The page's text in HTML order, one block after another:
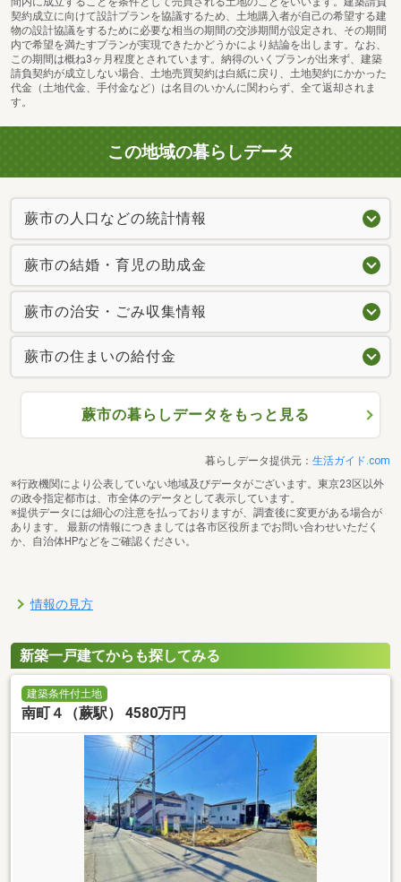
契約成立に向けて設計プランを協議するため、土地購入者が自己の希望する建
物の設計協議をするために必要な相当の期間の交渉期間が設定され、その期間
内で希望を満たすプランが実現できたかどうかにより結論を出します。なお、
この期間は概ね3ヶ月程度とされています。納得のいくプランが出来ず、建築
請負契約が成立しない場合、土地売買契約は白紙に戻り、土地契約にかかった
代金（土地代金、手付金など）は名目のいかんに関わらず、全て返却されま
す。
この地域の暮らしデータ
蕨市の人口などの統計情報
蕨市の結婚・育児の助成金
蕨市の治安・ごみ収集情報
蕨市の住まいの給付金
蕨市の暮らしデータをもっと見る
暮らしデータ提供元： 生活ガイド.com
※行政機関により公表していない地域及びデータがございます。東京23区以外
の政令指定都市は、市全体のデータとして表示しています。
※提供データには細心の注意を払っておりますが、調査後に変更がある場合が
あります。 最新の情報につきましては各市区役所までお問い合わせいただく
か、自治体HPなどをご確認ください。
情報の見方
新築一戸建てからも探してみる
建築条件付土地
南町４（蕨駅） 4580万円